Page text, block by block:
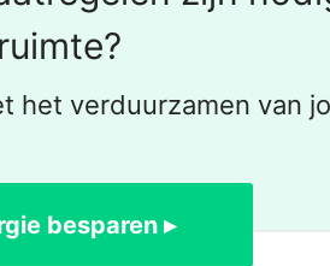
het verduurzamen van
besparen ▸